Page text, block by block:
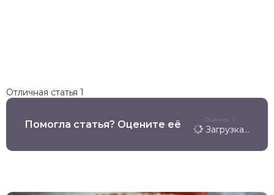
Отличная статья 1
Помогла статья? Оцените её Оценок: 1
Загрузка...